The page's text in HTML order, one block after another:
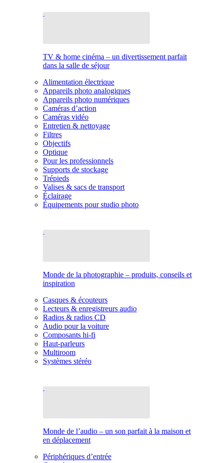
TV & home cinéma – un divertissement parfait
dans la salle de séjour
Alimentation électrique
Appareils photo analogiques
Appareils photo numériques
Caméras d’action
Caméras vidéo
Entretien & nettoyage
Filtres
Objectifs
Optique
Pour les professionnels
Supports de stockage
Trépieds
Valises & sacs de transport
Éclairage
Équipements pour studio photo
Monde de la photographie – produits, conseils et
inspiration
Casques & écouteurs
Lecteurs & enregistreurs audio
Radios & radios CD
Audio pour la voiture
Composants hi-fi
Haut-parleurs
Multiroom
Systèmes stéréo
Monde de l’audio – un son parfait à la maison et
en déplacement
Périphériques d’entrée